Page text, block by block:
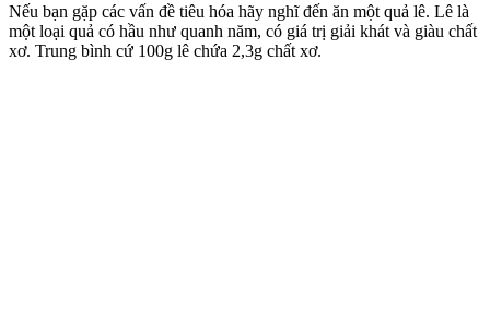
Nếu bạn gặp các vấn đề tiêu hóa hãy nghĩ đến ăn một quả lê. Lê là
một loại quả có hầu như quanh năm, có giá trị giải khát và giàu chất
xơ. Trung bình cứ 100g lê chứa 2,3g chất xơ.